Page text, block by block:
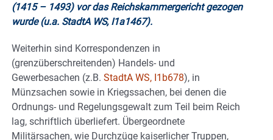
(1415 – 1493) vor das Reichskammergericht gezogen
wurde (u.a. StadtA WS, I1a1467).
Weiterhin sind Korrespondenzen in
(grenzüberschreitenden) Handels- und
Gewerbesachen (z.B. StadtA WS, I1b678), in
Münzsachen sowie in Kriegssachen, bei denen die
Ordnungs- und Regelungsgewalt zum Teil beim Reich
lag, schriftlich überliefert. Übergeordnete
Militärsachen, wie Durchzüge kaiserlicher Truppen,